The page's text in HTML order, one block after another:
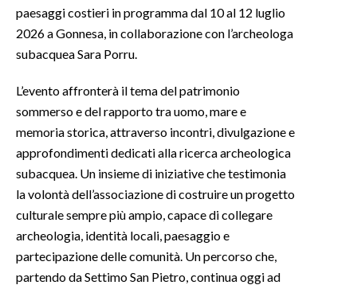
paesaggi costieri in programma dal 10 al 12 luglio
2026 a Gonnesa, in collaborazione con l’archeologa
subacquea Sara Porru.
L’evento affronterà il tema del patrimonio
sommerso e del rapporto tra uomo, mare e
memoria storica, attraverso incontri, divulgazione e
approfondimenti dedicati alla ricerca archeologica
subacquea. Un insieme di iniziative che testimonia
la volontà dell’associazione di costruire un progetto
culturale sempre più ampio, capace di collegare
archeologia, identità locali, paesaggio e
partecipazione delle comunità. Un percorso che,
partendo da Settimo San Pietro, continua oggi ad